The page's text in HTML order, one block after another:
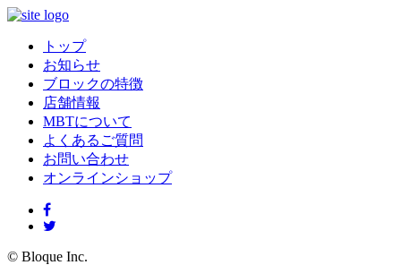
トップ
お知らせ
ブロックの特徴
店舗情報
MBTについて
よくあるご質問
お問い合わせ
オンラインショップ
© Bloque Inc.